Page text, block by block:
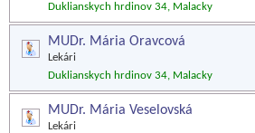
Duklianskych hrdinov 34, Malacky
MUDr. Mária Oravcová
Lekári
Duklianskych hrdinov 34, Malacky
MUDr. Mária Veselovská
Lekári